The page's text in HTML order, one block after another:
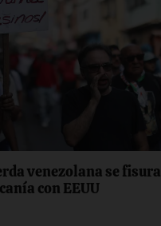
venezolana se fisura
con EEUU